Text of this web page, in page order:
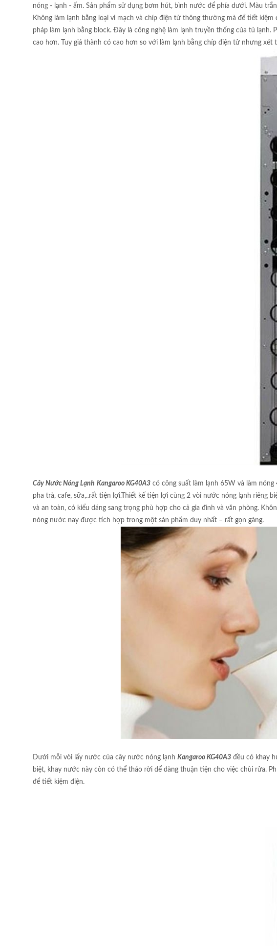
nóng - lạnh - ấm. Sản phẩm sử dụng bơm hút, bình nước để phía dưới. Màu
Không làm lạnh bằng loại vi mạch và chíp điện tử thông thường mà để tiết
pháp làm lạnh bằng block. Đây là công nghệ làm lạnh truyền thống của tủ
cao hơn. Tuy giá thành có cao hơn so với làm lạnh bằng chíp điện tử nhưng
Cây Nước Nóng Lạnh Kangaroo KG40A3 có công suất làm lạnh 65W và làm
pha trà, cafe, sữa,..rất tiện lợi.Thiết kế tiện lợi cùng 2 vòi nước nóng lạnh riêng
và an toàn, có kiểu dáng sang trọng phù hợp cho cả gia đình và văn phòng.
nóng nước nay được tích hợp trong một sản phẩm duy nhất – rất gọn gàng.
Dưới mỗi vòi lấy nước của cây nước nóng lạnh Kangaroo KG40A3 đều có khay
biệt, khay nước này còn có thể tháo rời dể dàng thuận tiện cho việc chùi rửa.
để tiết kiệm điện.